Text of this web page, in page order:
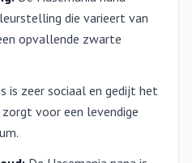
die varieert van
opvallende zwarte
is zeer sociaal en gedijt het
voor een levendige